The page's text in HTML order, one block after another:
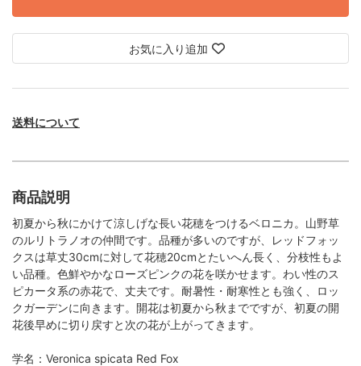
お気に入り追加
送料について
商品説明
初夏から秋にかけて涼しげな長い花穂をつけるベロニカ。山野草
のルリトラノオの仲間です。品種が多いのですが、レッドフォッ
クスは草丈30cmに対して花穂20cmとたいへん長く、分枝性もよ
い品種。色鮮やかなローズピンクの花を咲かせます。わい性のス
ピカータ系の赤花で、丈夫です。耐暑性・耐寒性とも強く、ロッ
クガーデンに向きます。開花は初夏から秋までですが、初夏の開
花後早めに切り戻すと次の花が上がってきます。
学名：Veronica spicata Red Fox